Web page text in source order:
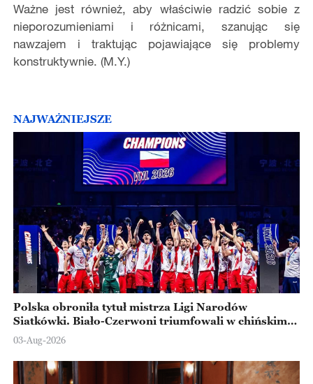
Ważne jest również, aby właściwie radzić sobie z
nieporozumieniami i różnicami, szanując się
nawzajem i traktując pojawiające się problemy
konstruktywnie. (M.Y.)
NAJWAŻNIEJSZE
Polska obroniła tytuł mistrza Ligi Narodów
Siatkówki. Biało-Czerwoni triumfowali w chińskim
Ningbo
03-Aug-2026